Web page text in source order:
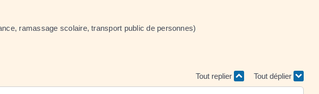
ramassage scolaire, transport public de personnes)
Tout replier
Tout déplier